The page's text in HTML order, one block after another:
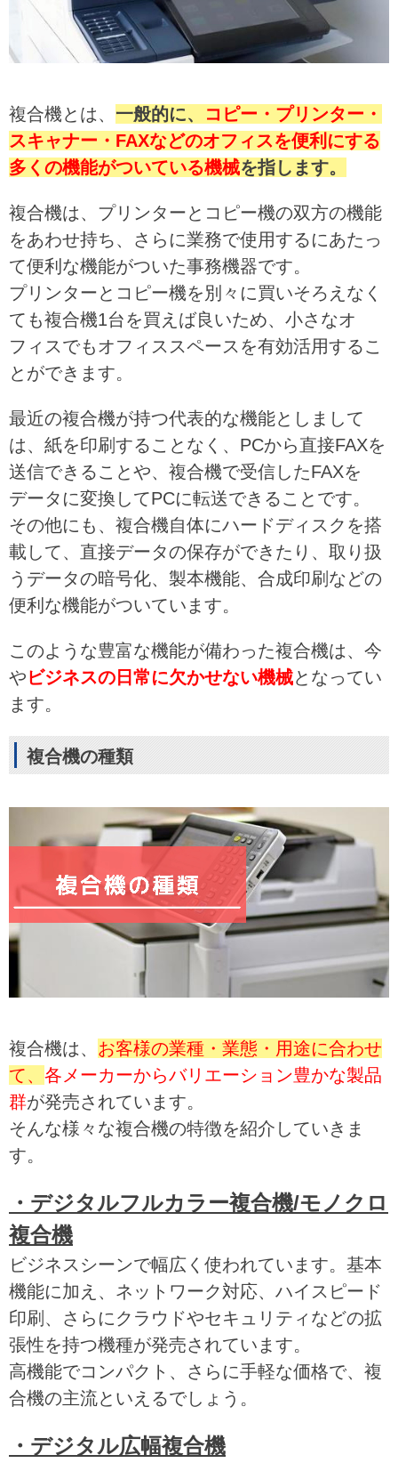
複合機とは、 一般的に、
コピー・プリンター・
スキャナー・FAXなどのオフィスを便利にする
多くの機能がついている機械を指します。
複合機は、プリンターとコピー機の双方の機能
をあわせ持ち、さらに業務で使用するにあたっ
て便利な機能がついた事務機器です。
プリンターとコピー機を別々に買いそろえなく
ても複合機1台を買えば良いため、小さなオ
フィスでもオフィススペースを有効活用するこ
とができます。
最近の複合機が持つ代表的な機能としまして
は、紙を印刷することなく、PCから直接FAXを
送信できることや、複合機で受信したFAXを
データに変換してPCに転送できることです。
その他にも、複合機自体にハードディスクを搭
載して、直接データの保存ができたり、取り扱
うデータの暗号化、製本機能、合成印刷などの
便利な機能がついています。
このような豊富な機能が備わった複合機は、今
やビジネスの日常に欠かせない機械となってい
ます。
複合機の種類
複合機は、 お客様の業種・業態・用途に合わせ
て、 各メーカーからバリエーション豊かな製品
群が発売されています。
そんな様々な複合機の特徴を紹介していきま
す。
・デジタルフルカラー複合機/モノクロ
複合機
ビジネスシーンで幅広く使われています。基本
機能に加え、ネットワーク対応、ハイスピード
印刷、さらにクラウドやセキュリティなどの拡
張性を持つ機種が発売されています。
高機能でコンパクト、さらに手軽な価格で、複
合機の主流といえるでしょう。
・デジタル広幅複合機